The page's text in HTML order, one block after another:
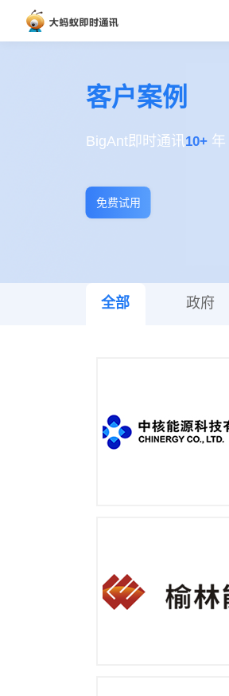
客户案例
BigAnt即时通讯10+年
免费试用
全部 政府